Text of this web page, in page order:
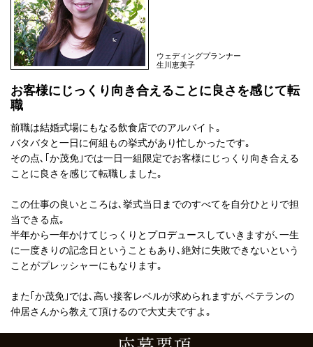
ウェディングプランナー
生川恵美子
お客様にじっくり向き合えることに良さを感じて転
職
前職は結婚式場にもなる飲食店でのアルバイト｡
バタバタと一日に何組もの挙式があり忙しかったです｡
その点､｢か茂免｣では一日一組限定でお客様にじっくり向き合える
ことに良さを感じて転職しました｡
この仕事の良いところは､挙式当日までのすべてを自分ひとりで担
当できる点｡
半年から一年かけてじっくりとプロデュースしていきますが､一生
に一度きりの記念日ということもあり､絶対に失敗できないという
ことがプレッシャーにもなります｡
また｢か茂免｣では､高い接客レベルが求められますが､ベテランの
仲居さんから教えて頂けるので大丈夫ですよ｡